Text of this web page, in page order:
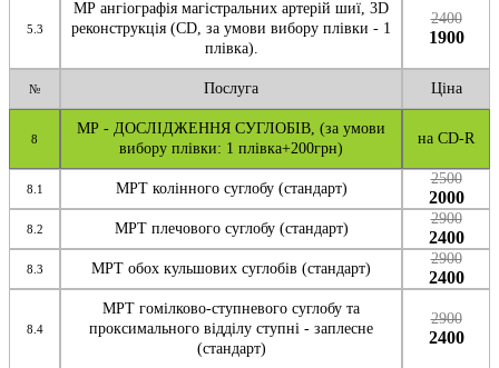
5.3
МР ангіографія магістральних артерій шиї, 3D
реконструкція (CD, за умови вибору плівки - 1
плівка).
2400
1900
№ Послуга Ціна
8
МР - ДОСЛІДЖЕННЯ СУГЛОБІВ, (за умови
вибору плівки: 1 плівка+200грн)
на CD-R
8.1 МРТ колінного суглобу (стандарт)
2500
2000
8.2 МРТ плечового суглобу (стандарт)
2900
2400
8.3 МРТ обох кульшових суглобів (стандарт)
2900
2400
8.4
МРТ гомілково-ступневого суглобу та
проксимального відділу ступні - заплесне
(стандарт)
2900
2400